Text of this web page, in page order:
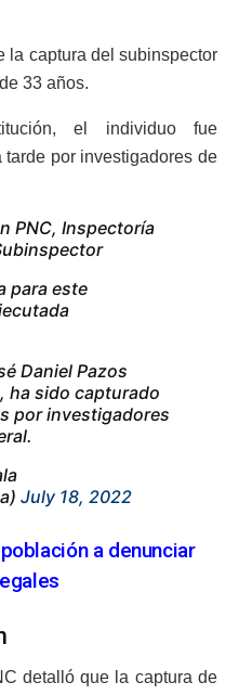
la captura del subinspector
33 años.
el individuo fue
por investigadores de
PNC, Inspectoría
para este
Daniel Pazos
ha sido capturado
por investigadores
July 18, 2022
a denunciar
detalló que la captura de